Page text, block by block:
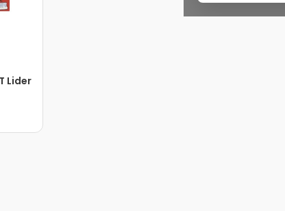
Lider